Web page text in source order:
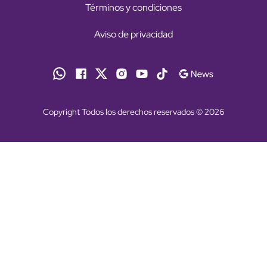
Términos y condiciones
Aviso de privacidad
Copyright Todos los derechos reservados © 2026